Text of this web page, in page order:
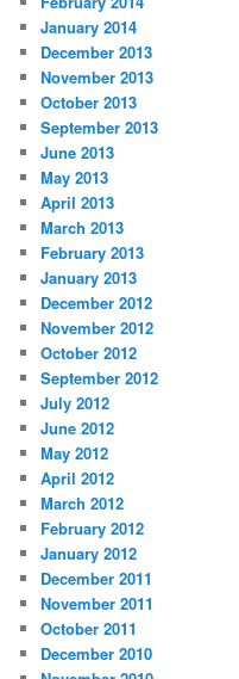
January 2014
December 2013
November 2013
October 2013
September 2013
June 2013
May 2013
April 2013
March 2013
February 2013
January 2013
December 2012
November 2012
October 2012
September 2012
July 2012
June 2012
May 2012
April 2012
March 2012
February 2012
January 2012
December 2011
November 2011
October 2011
December 2010